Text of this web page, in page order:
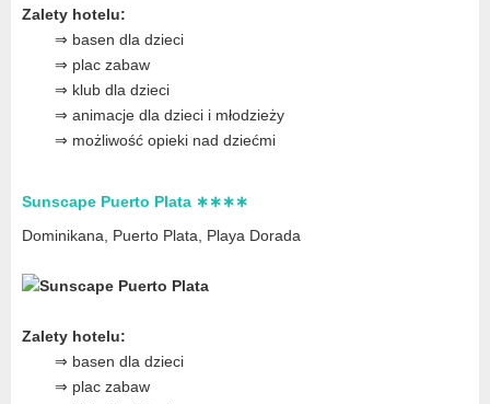
Zalety hotelu:
⇒ basen dla dzieci
⇒ plac zabaw
⇒ klub dla dzieci
⇒ animacje dla dzieci i młodzieży
⇒ możliwość opieki nad dziećmi
Sunscape Puerto Plata ∗∗∗∗
Dominikana, Puerto Plata, Playa Dorada
Zalety hotelu:
⇒ basen dla dzieci
⇒ plac zabaw